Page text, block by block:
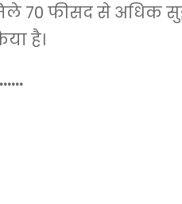
70 फीसद से अधिक
है।